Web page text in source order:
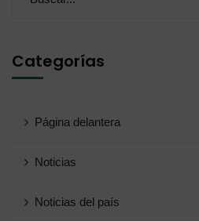
Categorías
Página delantera
Noticias
Noticias del país